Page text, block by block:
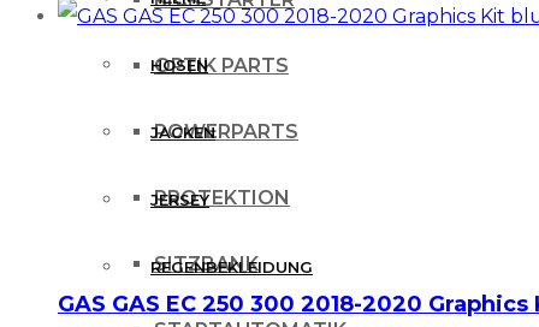
OPTIK PARTS
POWERPARTS
PROTEKTION
SITZBANK
HOSEN
JACKEN
JERSEY
REGENBEKLEIDUNG
GAS GAS EC 250 300 2018-2020